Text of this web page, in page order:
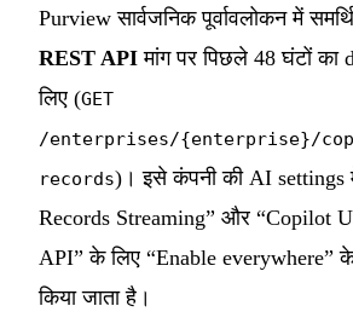
Purview सार्वजनिक पूर्वावलोकन में
REST API मांग पर पिछले 48 घंटों का
लिए (GET
/enterprises/{enterprise}/
records)। इसे कंपनी की AI settings
Records Streaming” और “Copilot
API” के लिए “Enable everywhere”
किया जाता है।